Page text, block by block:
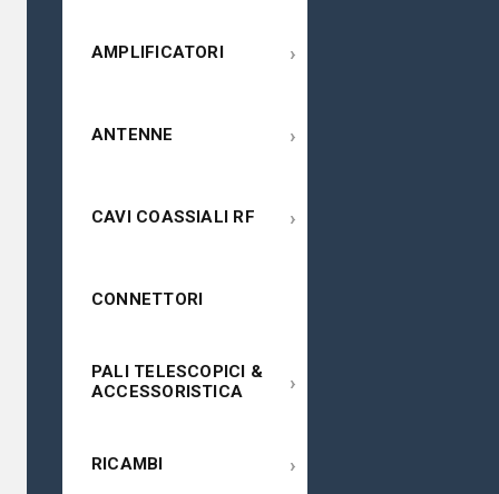
AMPLIFICATORI ›
ANTENNE ›
CAVI COASSIALI RF ›
CONNETTORI
PALI TELESCOPICI &
ACCESSORISTICA
›
RICAMBI ›